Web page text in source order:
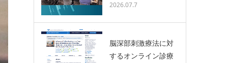
2026.07.7
脳深部刺激療法に対
するオンライン診療